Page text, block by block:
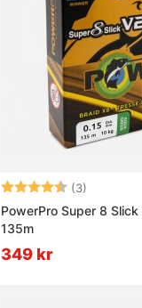
Betyg: (3)
PowerPro Super 8
135m
349 kr